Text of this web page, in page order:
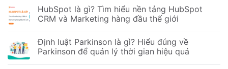
HubSpot là gì? Tìm hiểu nền tảng HubSpot
CRM và Marketing hàng đầu thế giới
Định luật Parkinson là gì? Hiểu đúng về
Parkinson để quản lý thời gian hiệu quả